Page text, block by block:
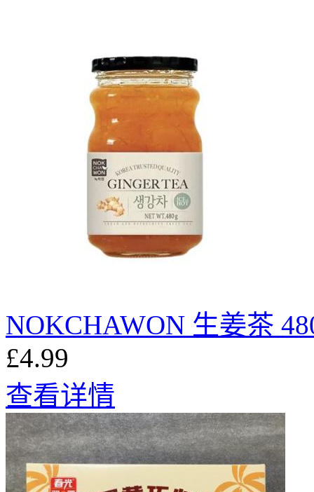
NOKCHAWON 生姜茶
£4.99
查看详情